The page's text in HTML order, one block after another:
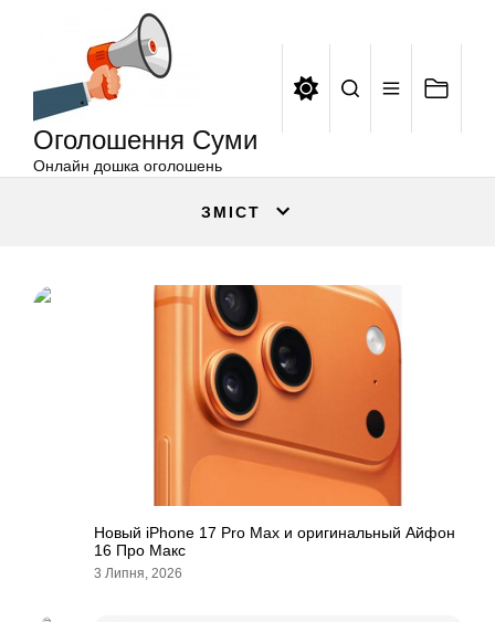
Оголошення Суми
Онлайн дошка оголошень
ЗМІСТ
Новый iPhone 17 Pro Max и оригинальный Айфон
16 Про Макс
3 Липня, 2026